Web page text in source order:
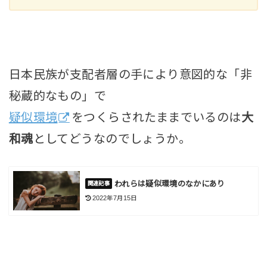
日本民族が支配者層の手により意図的な「非
秘蔵的なもの」で
疑似環境
をつくらされたままでいるのは大
和魂としてどうなのでしょうか。
われらは疑似環境のなかにあり
2022年7月15日